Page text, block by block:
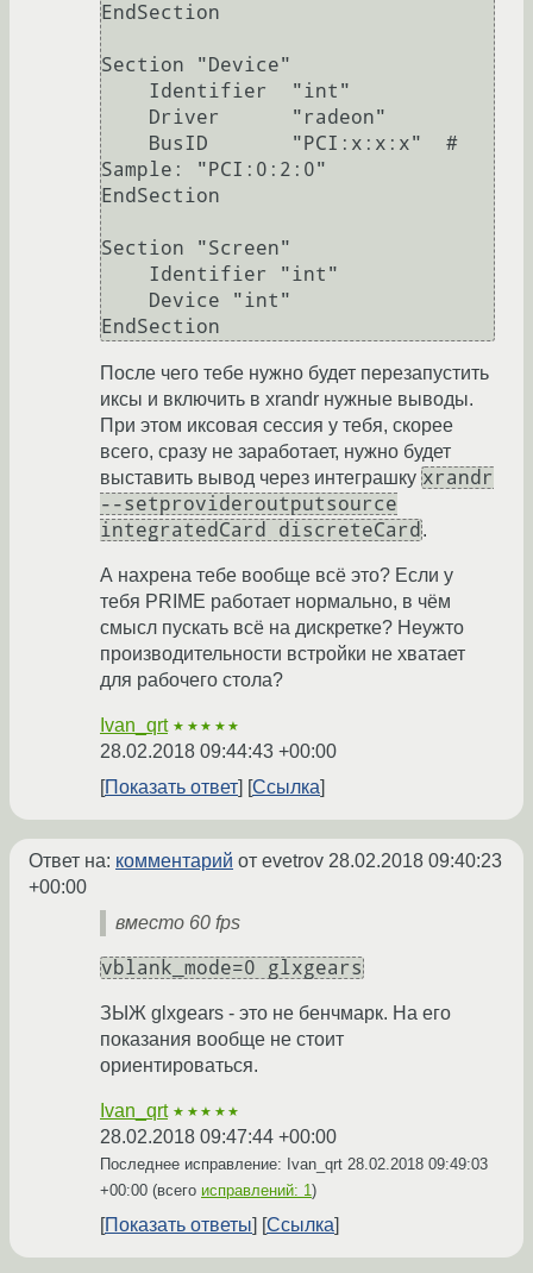
EndSection
Section "Device"
Sample: "PCI:0:2:0"
EndSection
Section "Screen"
После чего тебе нужно будет перезапустить
иксы и включить в xrandr нужные выводы.
При этом иксовая сессия у тебя, скорее
всего, сразу не заработает, нужно будет
выставить вывод через интеграшку xrandr
--setprovideroutputsource
integratedCard discreteCard .
А нахрена тебе вообще всё это? Если у
тебя PRIME работает нормально, в чём
смысл пускать всё на дискретке? Неужто
производительности встройки не хватает
для рабочего стола?
Ivan_qrt ★★★★★
28.02.2018 09:44:43 +00:00
Показать ответ
Ссылка
Ответ на: комментарий от evetrov 28.02.2018 09:40:23
+00:00
вместо 60 fps
vblank_mode=0 glxgears
ЗЫЖ glxgears - это не бенчмарк. На его
показания вообще не стоит
ориентироваться.
Ivan_qrt ★★★★★
28.02.2018 09:47:44 +00:00
Последнее исправление: Ivan_qrt 28.02.2018 09:49:03
+00:00 (всего исправлений: 1)
Показать ответы Ссылка